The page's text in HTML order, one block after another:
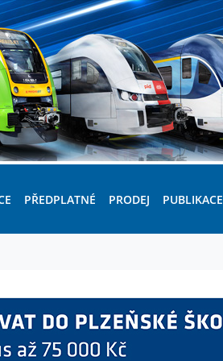
PŘEDPLATNÉ PRODEJ PUBLIKACE